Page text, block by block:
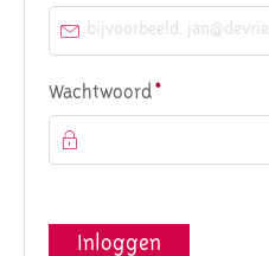
Wachtwoord *
Verplicht veld
Inloggen